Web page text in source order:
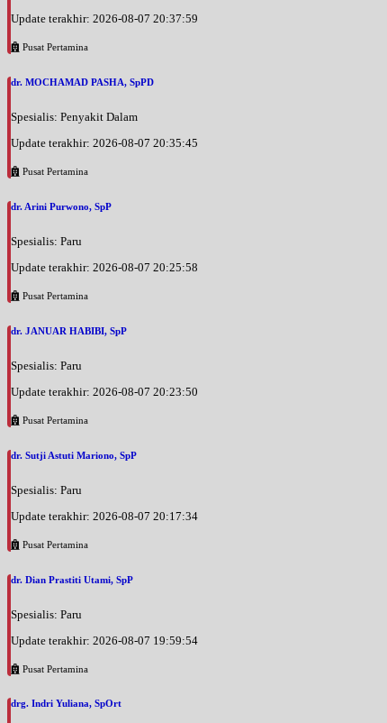
Update terakhir: 2026-08-07 20:37:59
Pusat Pertamina
dr. MOCHAMAD PASHA, SpPD
Spesialis: Penyakit Dalam
Update terakhir: 2026-08-07 20:35:45
Pusat Pertamina
dr. Arini Purwono, SpP
Spesialis: Paru
Update terakhir: 2026-08-07 20:25:58
Pusat Pertamina
dr. JANUAR HABIBI, SpP
Spesialis: Paru
Update terakhir: 2026-08-07 20:23:50
Pusat Pertamina
dr. Sutji Astuti Mariono, SpP
Spesialis: Paru
Update terakhir: 2026-08-07 20:17:34
Pusat Pertamina
dr. Dian Prastiti Utami, SpP
Spesialis: Paru
Update terakhir: 2026-08-07 19:59:54
Pusat Pertamina
drg. Indri Yuliana, SpOrt